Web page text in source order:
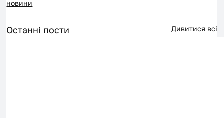
новини
Останні пости Дивитися всі